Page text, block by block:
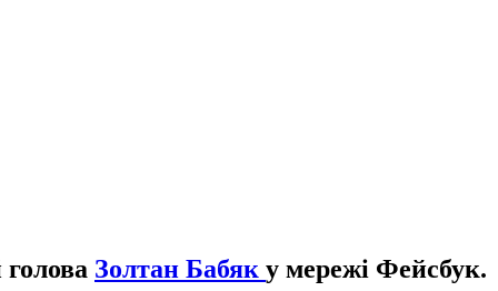
Золтан Бабяк у мережі Фейсбук.